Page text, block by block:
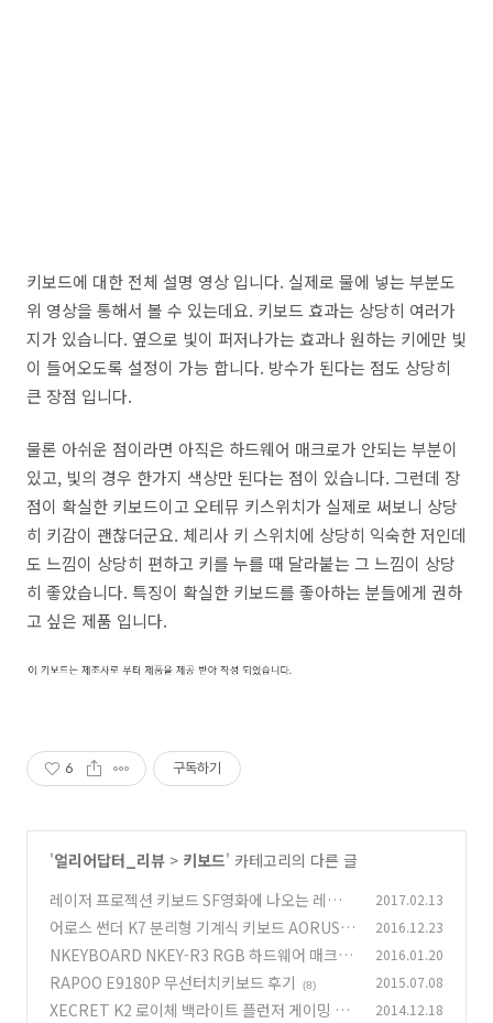
키보드에 대한 전체 설명 영상 입니다. 실제로 물에 넣는 부분도
위 영상을 통해서 볼 수 있는데요. 키보드 효과는 상당히 여러가
지가 있습니다. 옆으로 빛이 퍼저나가는 효과나 원하는 키에만 빛
이 들어오도록 설정이 가능 합니다. 방수가 된다는 점도 상당히
큰 장점 입니다.
물론 아쉬운 점이라면 아직은 하드웨어 매크로가 안되는 부분이
있고, 빛의 경우 한가지 색상만 된다는 점이 있습니다. 그런데 장
점이 확실한 키보드이고 오테뮤 키스위치가 실제로 써보니 상당
히 키감이 괜찮더군요. 체리사 키 스위치에 상당히 익숙한 저인데
도 느낌이 상당히 편하고 키를 누를 때 달라붙는 그 느낌이 상당
히 좋았습니다. 특징이 확실한 키보드를 좋아하는 분들에게 권하
고 싶은 제품 입니다.
6 구독하기
'얼리어답터_리뷰 > 키보드' 카테고리의 다른 글
레이저 프로젝션 키보드 SF영화에 나오는 레이저
빛 키보드
(4)
2017.02.13
어로스 썬더 K7 분리형 기계식 키보드 AORUS T
HUNDER K7
(5)
2016.12.23
NKEYBOARD NKEY-R3 RGB 하드웨어 매크로
화려한 튜닝효과
(6)
2016.01.20
RAPOO E9180P 무선터치키보드 후기 (8) 2015.07.08
XECRET K2 로이체 백라이트 플런저 게이밍 키
2014.12.18